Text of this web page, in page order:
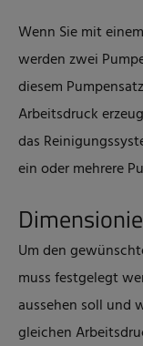
Wenn Sie mit
werden zwei
diesem
Arbeitsdruck
das
ein oder mehrere
Um den
muss festgelegt
aussehen soll und
gleichen